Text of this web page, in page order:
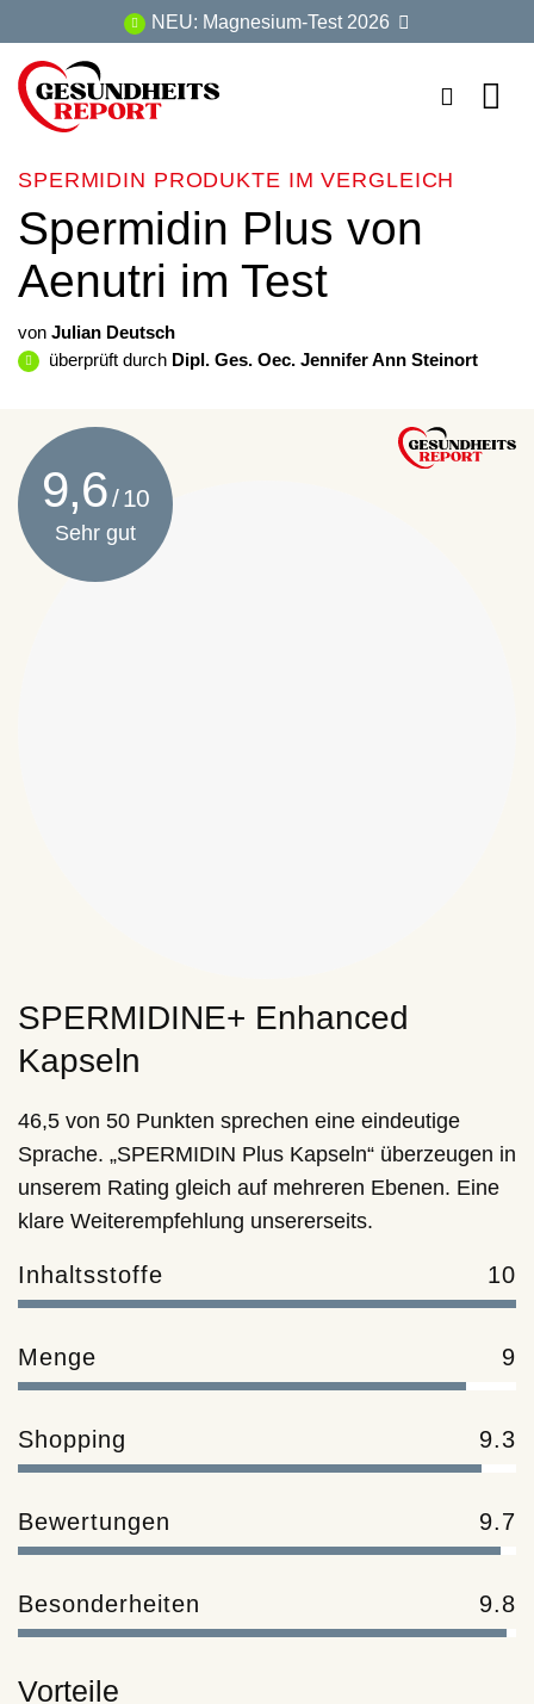
Inhalt
springen
NEU: Magnesium-Test 2026
SPERMIDIN PRODUKTE IM VERGLEICH
Spermidin Plus von
Aenutri im Test
von Julian Deutsch
überprüft durch Dipl. Ges. Oec. Jennifer Ann Steinort
SPERMIDINE+ Enhanced
Kapseln
46,5 von 50 Punkten sprechen eine eindeutige
Sprache. „SPERMIDIN Plus Kapseln“ überzeugen in
unserem Rating gleich auf mehreren Ebenen. Eine
klare Weiterempfehlung unsererseits.
Inhaltsstoffe 10
Menge 9
Shopping 9.3
Bewertungen 9.7
Besonderheiten 9.8
Vorteile
9,6
Sehr gut